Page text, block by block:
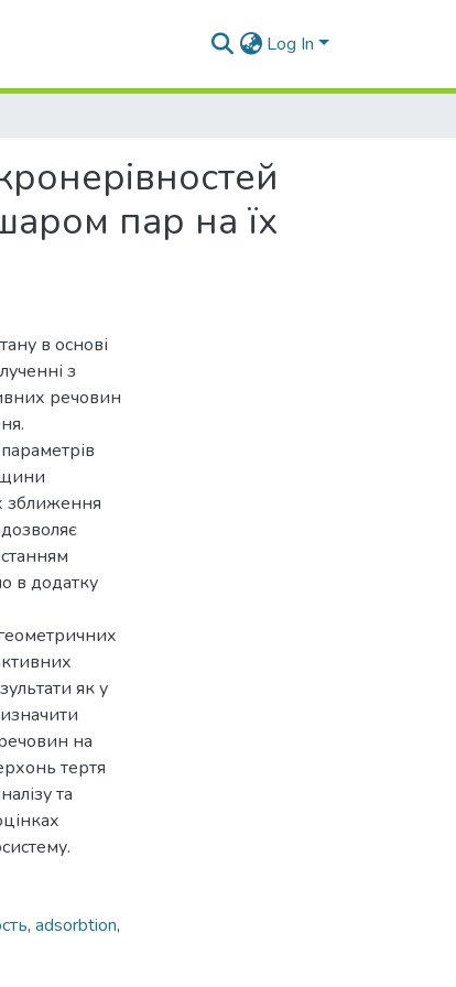
Log In
пар на їх
в основі
з
речовин
зближення
в додатку
як у
на
тертя
та
, adsorbtion,